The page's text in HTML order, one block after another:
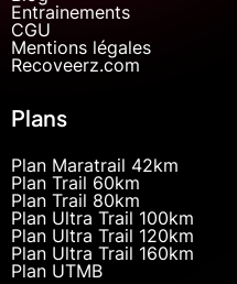
Entrainements
CGU
Mentions légales
Recoveerz.com
Plans
Plan Maratrail 42km
Plan Trail 60km
Plan Trail 80km
Plan Ultra Trail 100km
Plan Ultra Trail 120km
Plan Ultra Trail 160km
Plan UTMB